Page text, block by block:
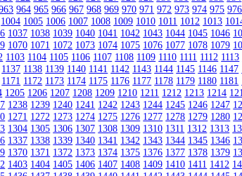
964 965 966 967 968 969 970 971 972 973 974 975 976
1004 1005 1006 1007 1008 1009 1010 1011 1012 1013
1037 1038 1039 1040 1041 1042 1043 1044 1045 1046
1070 1071 1072 1073 1074 1075 1076 1077 1078 1079
1103 1104 1105 1106 1107 1108 1109 1110 1111 1112 1113
1137 1138 1139 1140 1141 1142 1143 1144 1145 1146 1147
1171 1172 1173 1174 1175 1176 1177 1178 1179 1180 1181
1205 1206 1207 1208 1209 1210 1211 1212 1213 1214
1238 1239 1240 1241 1242 1243 1244 1245 1246 1247
1271 1272 1273 1274 1275 1276 1277 1278 1279 1280
1304 1305 1306 1307 1308 1309 1310 1311 1312 1313
1337 1338 1339 1340 1341 1342 1343 1344 1345 1346
1370 1371 1372 1373 1374 1375 1376 1377 1378 1379
1403 1404 1405 1406 1407 1408 1409 1410 1411 1412